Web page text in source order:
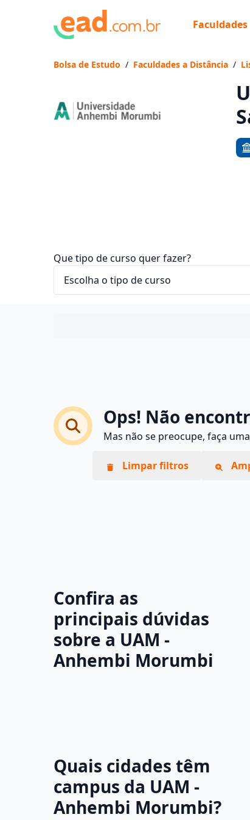
Faculdades
Bolsa de Estudo / Faculdades a Distância /
Que tipo de curso quer fazer?
Ops! Não
Mas não se preocupe, faça
Limpar filtros
Confira as
principais dúvidas
sobre a UAM -
Anhembi Morumbi
Quais cidades têm
campus da UAM -
Anhembi Morumbi?